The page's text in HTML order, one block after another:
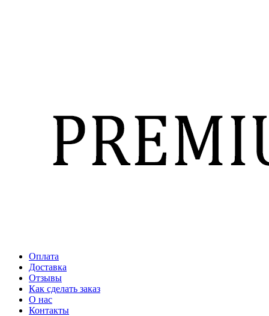
Оплата
Доставка
Отзывы
Как сделать заказ
О нас
Контакты